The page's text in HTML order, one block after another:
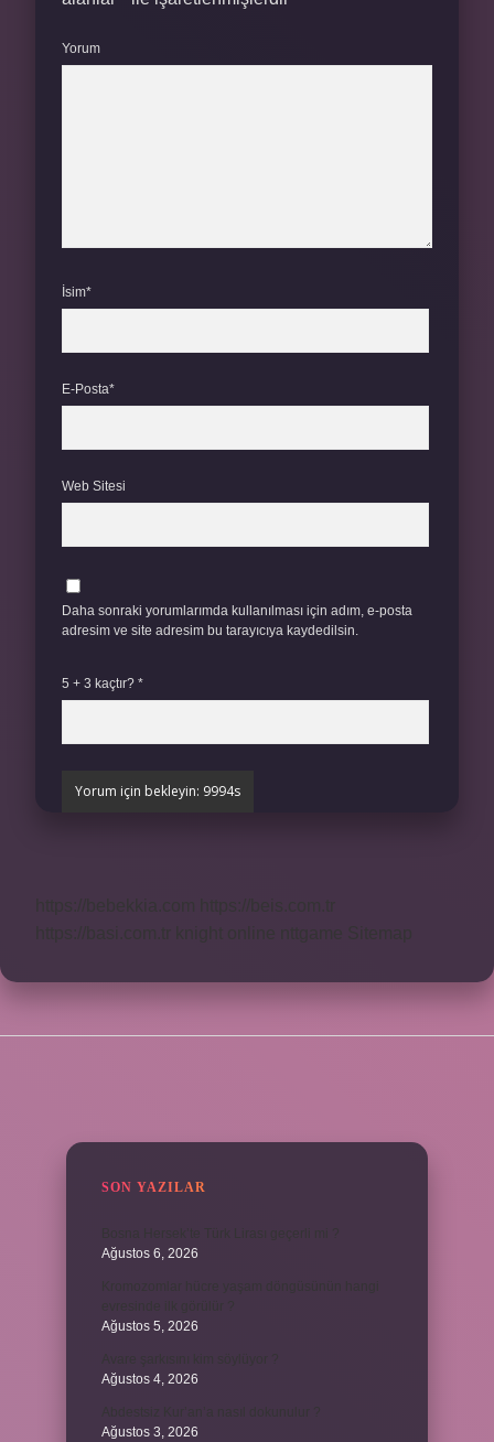
Yorum
İsim*
E-Posta*
Web Sitesi
Daha sonraki yorumlarımda kullanılması için adım, e-posta
adresim ve site adresim bu tarayıcıya kaydedilsin.
5 + 3 kaçtır? *
SON YAZILAR
Ağustos 6, 2026
Ağustos 5, 2026
Ağustos 4, 2026
Ağustos 3, 2026